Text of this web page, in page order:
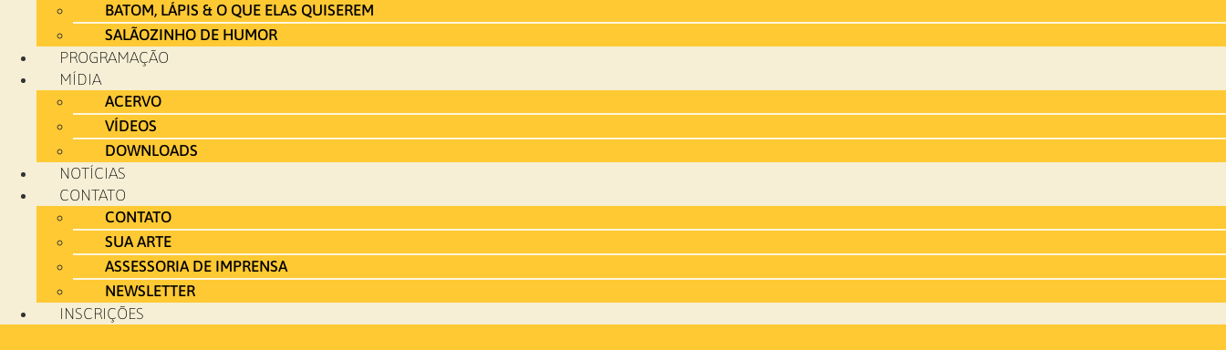
BATOM, LÁPIS & O QUE ELAS QUISEREM
SALÃOZINHO DE HUMOR
PROGRAMAÇÃO
MÍDIA
ACERVO
VÍDEOS
DOWNLOADS
NOTÍCIAS
CONTATO
CONTATO
SUA ARTE
ASSESSORIA DE IMPRENSA
NEWSLETTER
INSCRIÇÕES